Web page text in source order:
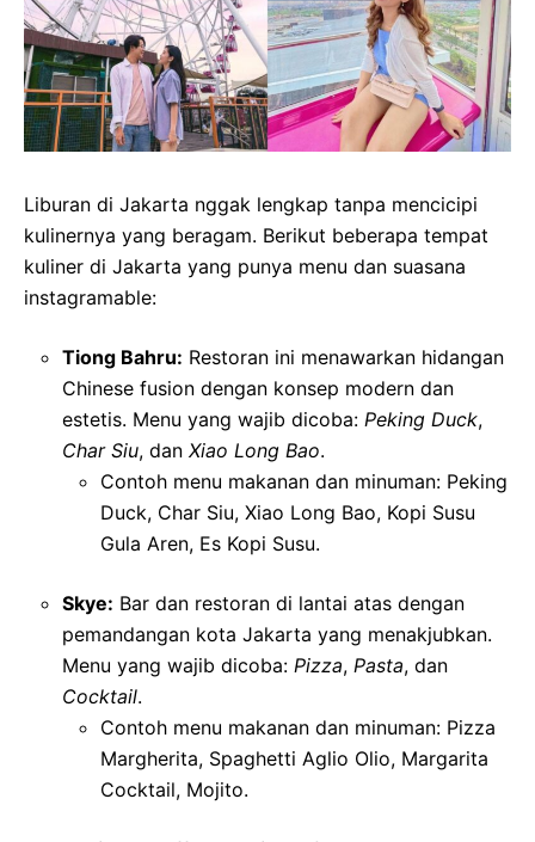
Liburan di Jakarta nggak lengkap tanpa mencicipi
kulinernya yang beragam. Berikut beberapa tempat
kuliner di Jakarta yang punya menu dan suasana
instagramable:
Tiong Bahru: Restoran ini menawarkan hidangan
Chinese fusion dengan konsep modern dan
estetis. Menu yang wajib dicoba: Peking Duck,
Char Siu, dan Xiao Long Bao.
Contoh menu makanan dan minuman: Peking
Duck, Char Siu, Xiao Long Bao, Kopi Susu
Gula Aren, Es Kopi Susu.
Skye: Bar dan restoran di lantai atas dengan
pemandangan kota Jakarta yang menakjubkan.
Menu yang wajib dicoba: Pizza, Pasta, dan
Cocktail.
Contoh menu makanan dan minuman: Pizza
Margherita, Spaghetti Aglio Olio, Margarita
Cocktail, Mojito.